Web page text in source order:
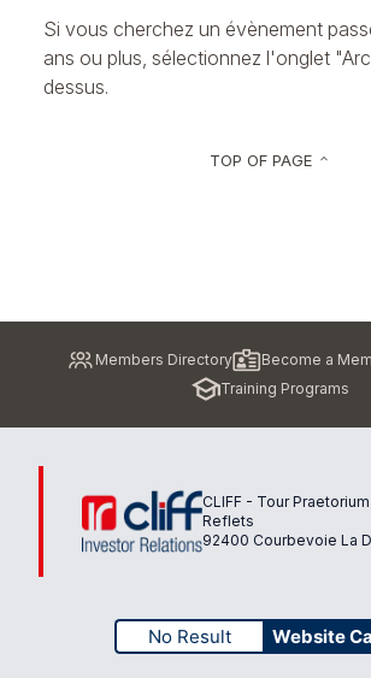
Si vous cherchez un évènement
ans ou plus, sélectionnez l'onglet
dessus.
TOP OF PAGE keyboard_arrow_up
Members Directory Become a
Training Programs
CLIFF - Tour
Reflets
92400 Courbevoie La
No Result Website